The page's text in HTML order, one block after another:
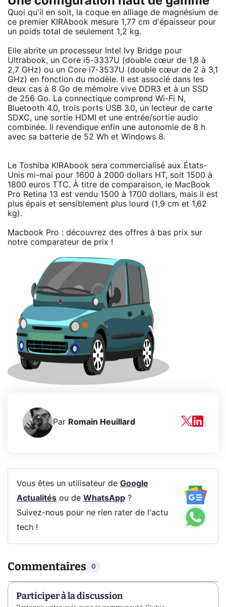
Quoi qu'il en soit, la coque en alliage de magnésium de
ce premier KIRAbook mesure 1,77 cm d'épaisseur pour
un poids total de seulement 1,2 kg.
Elle abrite un processeur Intel Ivy Bridge pour
Ultrabook, un Core i5-3337U (double cœur de 1,8 à
2,7 GHz) ou un Core i7-3537U (double cœur de 2 à 3,1
GHz) en fonction du modèle. Il est associé dans les
deux cas à 8 Go de mémoire vive DDR3 et à un SSD
de 256 Go. La connectique comprend Wi-Fi N,
Bluetooth 4.0, trois ports USB 3.0, un lecteur de carte
SDXC, une sortie HDMI et une entrée/sortie audio
combinée. Il revendique enfin une autonomie de 8 h
avec sa batterie de 52 Wh et Windows 8.
Le Toshiba KIRAbook sera commercialisé aux États-
Unis mi-mai pour 1600 à 2000 dollars HT, soit 1500 à
1800 euros TTC. À titre de comparaison, le MacBook
Pro Retina 13 est vendu 1500 à 1700 dollars, mais il est
plus épais et sensiblement plus lourd (1,9 cm et 1,62
kg).
Macbook Pro : découvrez des offres à bas prix sur
notre comparateur de prix !
Par Romain Heuillard
Vous êtes un utilisateur de Google
Actualitésou de WhatsApp?
Suivez-nous pour ne rien rater de l'actu
tech !
Commentaires 0
Participer à la discussion